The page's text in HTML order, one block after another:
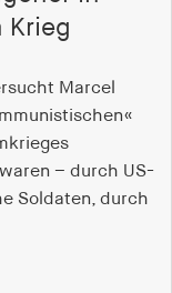
Krieg
Marcel
– durch US-
Soldaten, durch